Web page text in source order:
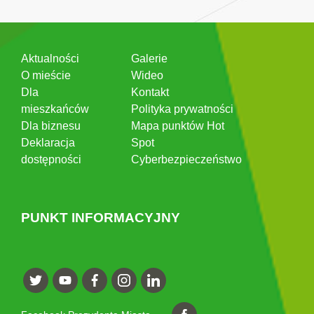
Aktualności
O mieście
Dla
mieszkańców
Dla biznesu
Deklaracja
dostępności
Galerie
Wideo
Kontakt
Polityka prywatności
Mapa punktów Hot
Spot
Cyberbezpieczeństwo
PUNKT INFORMACYJNY